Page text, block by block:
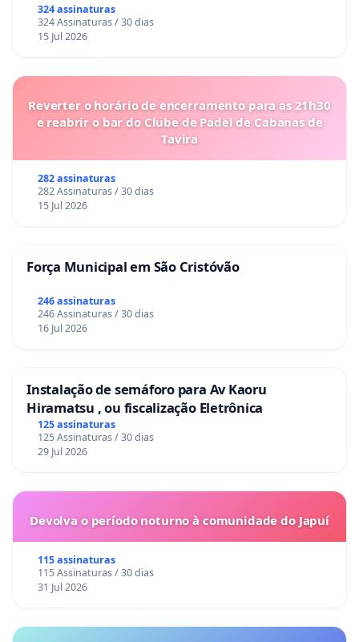
324 assinaturas
324 Assinaturas / 30 dias
15 Jul 2026
Reverter o horário de encerramento para as 21h30
e reabrir o bar do Clube de Padel de Cabanas de
Tavira
282 assinaturas
282 Assinaturas / 30 dias
15 Jul 2026
Força Municipal em São Cristóvão
246 assinaturas
246 Assinaturas / 30 dias
16 Jul 2026
Instalação de semáforo para Av Kaoru
Hiramatsu , ou fiscalização Eletrônica
125 assinaturas
125 Assinaturas / 30 dias
29 Jul 2026
Devolva o período noturno à comunidade do Japuí
115 assinaturas
115 Assinaturas / 30 dias
31 Jul 2026